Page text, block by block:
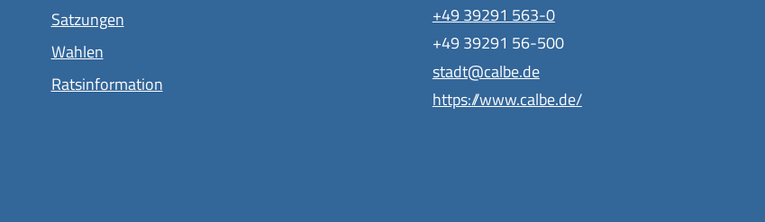
Satzungen
Wahlen
Ratsinformation
+49 39291 563-0
+49 39291 56-500
stadt@calbe.de
https://www.calbe.de/